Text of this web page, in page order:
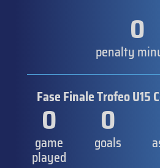
0
penalty
Fase Finale Trofeo U15
0
game
played
0
goals